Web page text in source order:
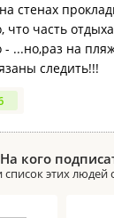
стенах
что часть
- ...но,раз на
следить!!!
На кого
этих людей